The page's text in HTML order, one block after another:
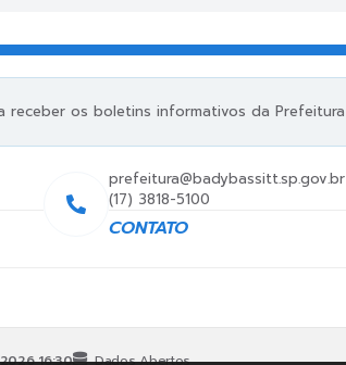
CONTATO
(17) 3818-5100
prefeitura@badybassitt.sp.gov.br
receber os boletins informativos da Prefeitura
16:30 Dados Abertos